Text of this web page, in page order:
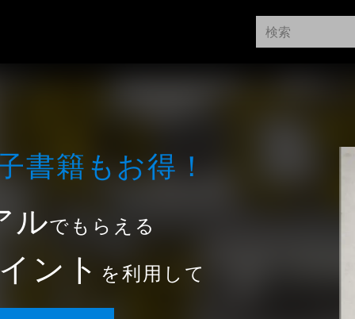
書籍もお得！
ルでもらえる
ント を利用して